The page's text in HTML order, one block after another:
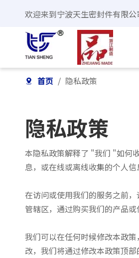
欢迎来到宁波天生密封件有限公
首页 / 隐私政策
隐私政策
本隐私政策解释了 "我们 "如何
息，或在线或离线收集的个人
在访问或使用我们的服务之前
管辖区，通过购买我们的产品
我们可以在任何时候修改本政
改，我们将通过修改本政策顶